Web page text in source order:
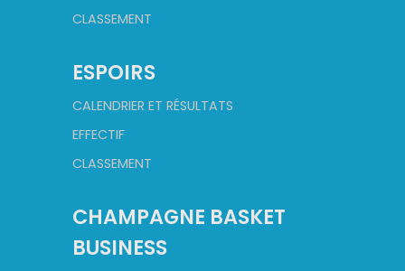
CLASSEMENT
ESPOIRS
CALENDRIER ET RÉSULTATS
EFFECTIF
CLASSEMENT
CHAMPAGNE BASKET
BUSINESS